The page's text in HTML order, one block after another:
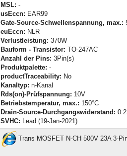
MSL: -
usEccn: EAR99
Gate-Source-Schwellenspannung, max.:
euEccn: NLR
Verlustleistung: 370W
Bauform - Transistor: TO-247AC
Anzahl der Pins: 3Pin(s)
Produktpalette: -
productTraceability: No
Kanaltyp: n-Kanal
Rds(on)-Prüfspannung: 10V
Betriebstemperatur, max.: 150°C
Drain-Source-Durchgangswiderstand:
SVHC: Lead (19-Jan-2021)
Trans MOSFET N-CH 500V 23A 3-